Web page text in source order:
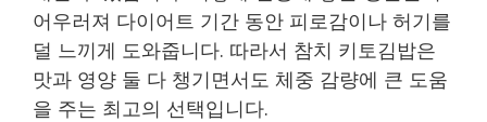
어우러져 다이어트 기간 동안 피로감이나 허기를
덜 느끼게 도와줍니다. 따라서 참치 키토김밥은
맛과 영양 둘 다 챙기면서도 체중 감량에 큰 도움
을 주는 최고의 선택입니다.